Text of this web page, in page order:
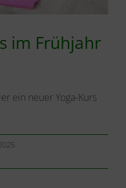
im Frühjahr
ein neuer Yoga-Kurs